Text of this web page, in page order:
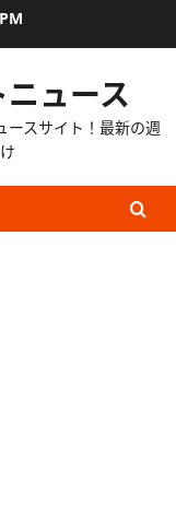
ュース
ースサイト！最新の週